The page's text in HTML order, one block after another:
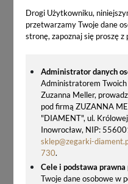
Drogi Użytkowniku,
przetwarzamy Twoje dane
stronę, zapoznaj się proszę
Administrator danych
Administratorem
Zuzanna Meller,
pod firmą ZUZANNA
"DIAMENT", ul.
Inowrocław, NIP:
sklep@zegarki-
730.
Cele i podstawa
Twoje dane osobowe w